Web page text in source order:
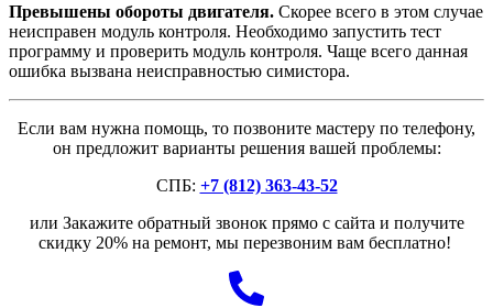
Превышены обороты двигателя. Скорее всего в этом случае
неисправен модуль контроля. Необходимо запустить тест
программу и проверить модуль контроля. Чаще всего данная
ошибка вызвана неисправностью симистора.
Если вам нужна помощь, то позвоните мастеру по телефону,
он предложит варианты решения вашей проблемы:
СПБ: +7 (812) 363-43-52
или Закажите обратный звонок прямо с сайта и получите
скидку 20% на ремонт, мы перезвоним вам бесплатно!